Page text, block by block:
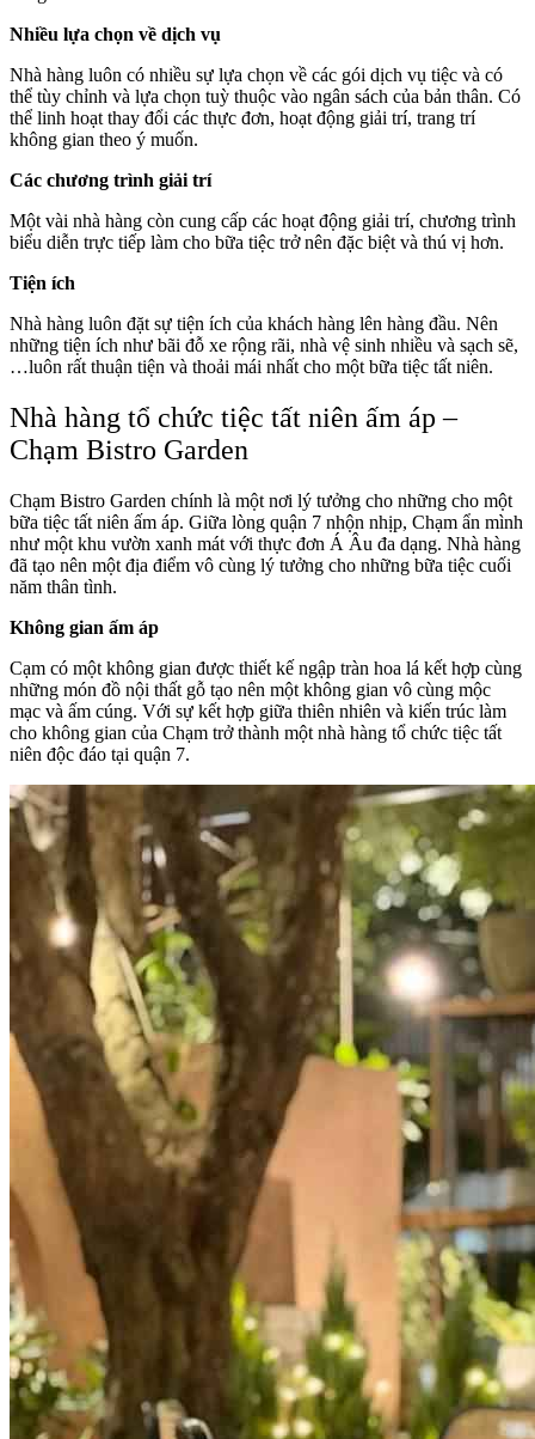
Nhiều lựa chọn về dịch vụ
Nhà hàng luôn có nhiều sự lựa chọn về các gói dịch vụ tiệc và có
thể tùy chỉnh và lựa chọn tuỳ thuộc vào ngân sách của bản thân. Có
thể linh hoạt thay đổi các thực đơn, hoạt động giải trí, trang trí
không gian theo ý muốn.
Các chương trình giải trí
Một vài nhà hàng còn cung cấp các hoạt động giải trí, chương trình
biểu diễn trực tiếp làm cho bữa tiệc trở nên đặc biệt và thú vị hơn.
Tiện ích
Nhà hàng luôn đặt sự tiện ích của khách hàng lên hàng đầu. Nên
những tiện ích như bãi đỗ xe rộng rãi, nhà vệ sinh nhiều và sạch sẽ,
…luôn rất thuận tiện và thoải mái nhất cho một bữa tiệc tất niên.
Nhà hàng tổ chức tiệc tất niên ấm áp –
Chạm Bistro Garden
Chạm Bistro Garden chính là một nơi lý tưởng cho những cho một
bữa tiệc tất niên ấm áp. Giữa lòng quận 7 nhộn nhịp, Chạm ẩn mình
như một khu vườn xanh mát với thực đơn Á Âu đa dạng. Nhà hàng
đã tạo nên một địa điểm vô cùng lý tưởng cho những bữa tiệc cuối
năm thân tình.
Không gian ấm áp
Cạm có một không gian được thiết kế ngập tràn hoa lá kết hợp cùng
những món đồ nội thất gỗ tạo nên một không gian vô cùng mộc
mạc và ấm cúng. Với sự kết hợp giữa thiên nhiên và kiến trúc làm
cho không gian của Chạm trở thành một nhà hàng tổ chức tiệc tất
niên độc đáo tại quận 7.